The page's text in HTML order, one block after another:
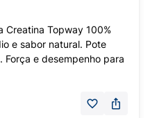
Creatina Topway 100%
e sabor natural. Pote
e desempenho para